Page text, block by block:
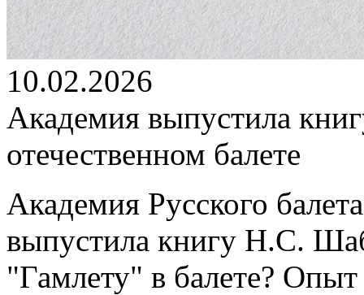
10.02.2026
Академия выпустила
отечественном балете
Академия Русского
выпустила книгу Н.С.
"Гамлету" в балете?